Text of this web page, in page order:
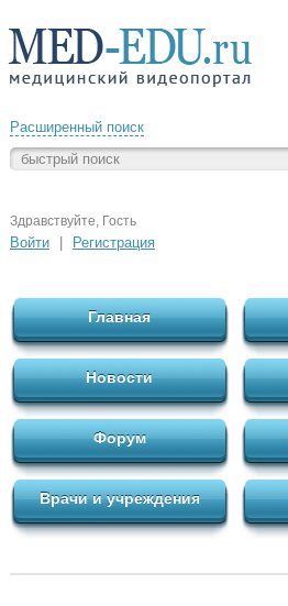
Расширенный поиск
Здравствуйте, Гость
Войти Регистрация
Главная
Новости
Форум
Врачи и учреждения